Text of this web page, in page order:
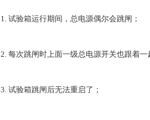
1. 试验箱运行期间，总电源偶尔会跳闸；
2. 每次跳闸时上面一级总电源开关也跟着一
3. 试验箱跳闸后无法重启了；